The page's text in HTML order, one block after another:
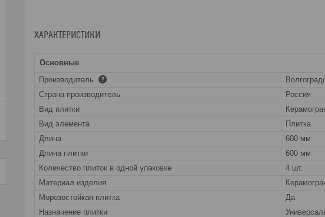
ХАРАКТЕРИСТИКИ
Основные
Производитель
Страна производитель
Россия
Вид плитки
Вид элемента
Плитка
Длина
600 мм
Длина плитки
600 мм
Количество плиток в одной упаковке
4 шт.
Материал изделия
Морозостойкая плитка
Да
Назначение плитки